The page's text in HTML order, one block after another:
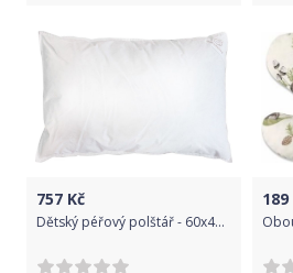
757 Kč
Dětský péřový polštář - 60x40cm
189